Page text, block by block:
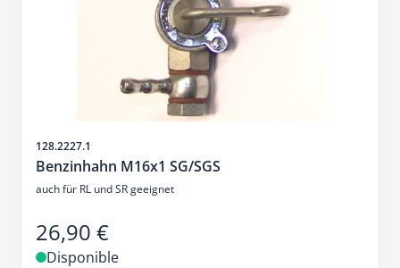
SKU
128.2227.1
Benzinhahn M16x1 SG/SGS
auch für RL und SR geeignet
26,90 €
Disponible